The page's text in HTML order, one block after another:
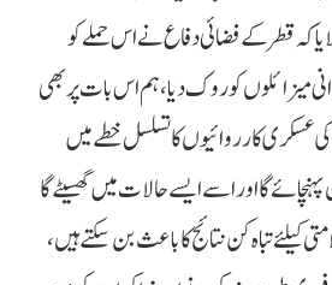
کہ قطر کے فضائی دفاع نے اس حملے کو
میزائلوں کو روک دیا، ہم اس بات پر بھی
کارروائیوں کا تسلسل خطے میں
گا اور اسے ایسے حالات میں گھسیٹے گا
کیلئے تباہ کن نتائج کا باعث بن سکتے ہیں،